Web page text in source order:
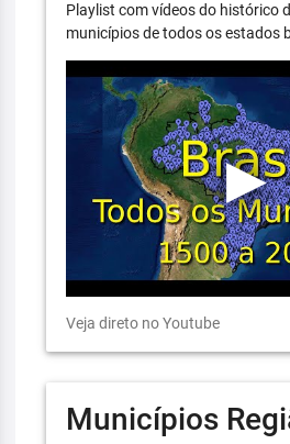
Playlist com vídeos do histórico
municípios de todos os estados
Veja direto no Youtube
Municípios